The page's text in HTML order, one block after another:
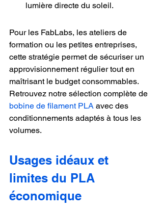
lumière directe du soleil.
Pour les FabLabs, les ateliers de
formation ou les petites entreprises,
cette stratégie permet de sécuriser un
approvisionnement régulier tout en
maîtrisant le budget consommables.
Retrouvez notre sélection complète de
bobine de filament PLA avec des
conditionnements adaptés à tous les
volumes.
Usages idéaux et
limites du PLA
économique